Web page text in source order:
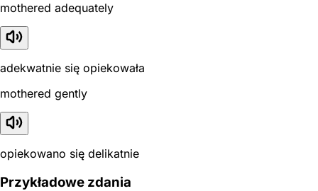
mothered adequately
adekwatnie się opiekowała
mothered gently
opiekowano się delikatnie
Przykładowe zdania